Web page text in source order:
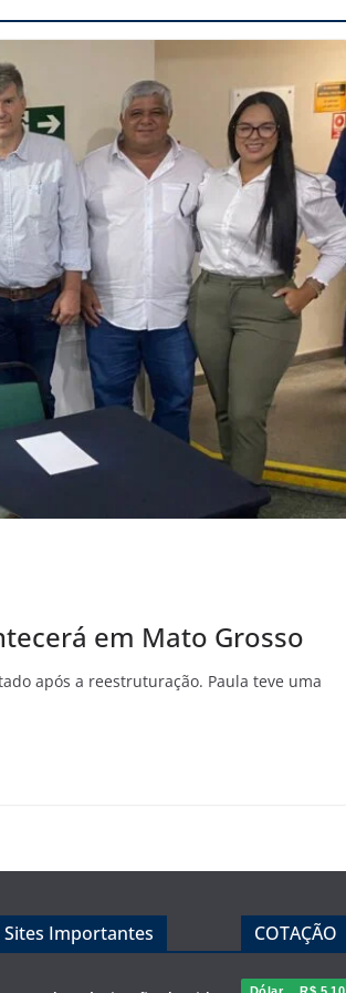
em Mato Grosso
após a reestruturação. Paula teve uma
Sites Importantes COTAÇÃO